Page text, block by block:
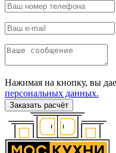
Нажимая на кнопку, вы
персональных данных.
Заказать расчёт